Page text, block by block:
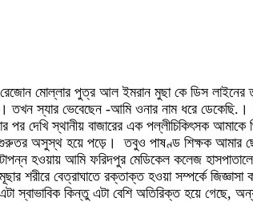
মোল্লার পুত্র আল ইমরান মুছা কে ডিস লাইনের
স্যার ভেবেছেন -আমি ওনার নাম ধরে ডেকেছি.।
পর দেখি স্থানীয় বাজারের এক পল্লীচিকিৎসক
অসুস্থ হয়ে পড়ে। তবুও পাষণ্ড শিক্ষক আমার
হওয়ায় আমি ফরিদপুর মেডিকেল কলেজ হাসপাতালে
শরীরে বেত্রাঘাতে রক্তাক্ত হওয়া সম্পর্কে
স্বাভাবিক কিন্তু এটা বেশি অতিরিক্ত হয়ে গেছে,